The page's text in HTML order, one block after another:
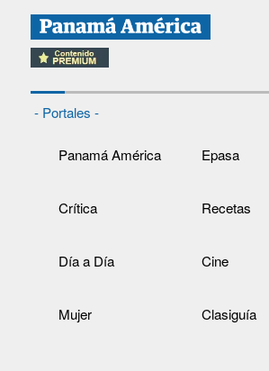
- Portales -
Panamá América Epasa
Crítica Recetas
Día a Día Cine
Mujer Clasiguía